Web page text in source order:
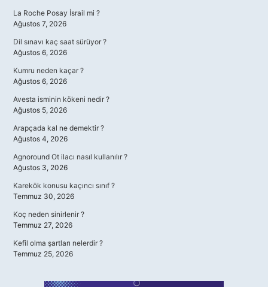
La Roche Posay İsrail mi ?
Ağustos 7, 2026
Dil sınavı kaç saat sürüyor ?
Ağustos 6, 2026
Kumru neden kaçar ?
Ağustos 6, 2026
Avesta isminin kökeni nedir ?
Ağustos 5, 2026
Arapçada kal ne demektir ?
Ağustos 4, 2026
Agnoround Ot ilacı nasıl kullanılır ?
Ağustos 3, 2026
Karekök konusu kaçıncı sınıf ?
Temmuz 30, 2026
Koç neden sinirlenir ?
Temmuz 27, 2026
Kefil olma şartları nelerdir ?
Temmuz 25, 2026